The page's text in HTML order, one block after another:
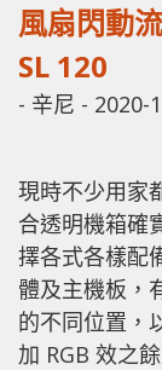
風扇閃動
SL 120
- 辛尼 - 2020-
現時不少用家
合透明機箱確
擇各式各樣配
體及主機板，
的不同位置，
加 RGB 效之